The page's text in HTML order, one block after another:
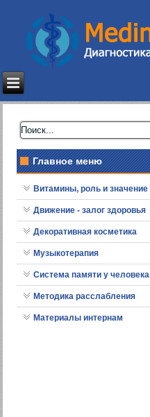
Главное меню
Витамины, роль и значение
Движение - залог здоровья
Декоративная косметика
Музыкотерапия
Система памяти у человека
Методика расслабления
Материалы интернам